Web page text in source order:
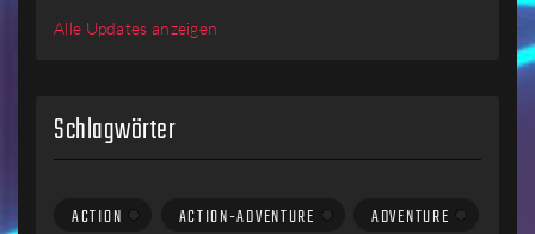
Alle Updates anzeigen
Schlagwörter
ACTION ACTION-ADVENTURE
ADVENTURE